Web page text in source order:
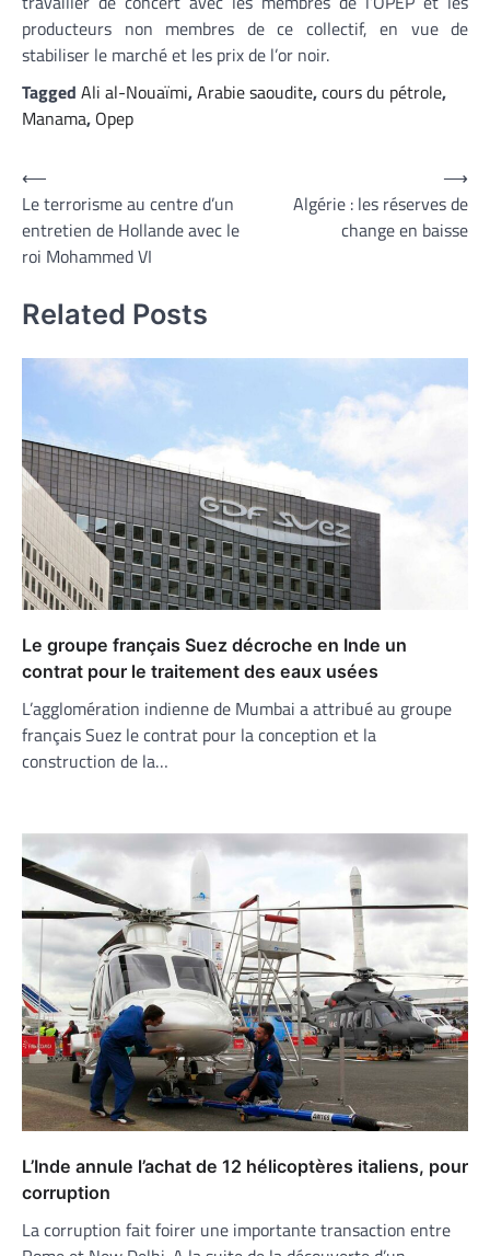
producteurs non membres de ce collectif, en vue de
stabiliser le marché et les prix de l’or noir.
Tagged Ali al-Nouaïmi,Arabie saoudite,cours du pétrole,
Manama, Opep
Navigation
de
l’article
⟵
Le terrorisme au centre d’un
entretien de Hollande avec le
roi Mohammed VI
Algérie : les réserves de
change en baisse
⟶
Related Posts
Le groupe français Suez décroche en Inde un
contrat pour le traitement des eaux usées
L’agglomération indienne de Mumbai a attribué au groupe
français Suez le contrat pour la conception et la
construction de la…
L’Inde annule l’achat de 12 hélicoptères italiens, pour
corruption
La corruption fait foirer une importante transaction entre